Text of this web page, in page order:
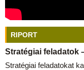
RIPORT
Stratégiai feladatok
Stratégiai feladatokat